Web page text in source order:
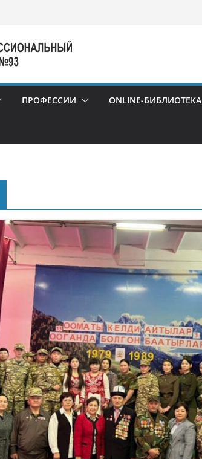
ПРОФЕССИИ ONLINE-БИБЛИОТЕКА